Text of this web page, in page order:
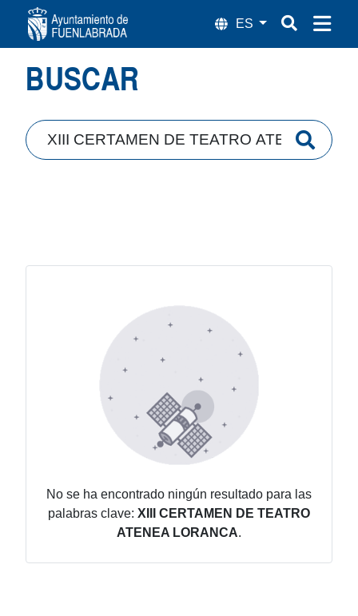
Búsqueda
BUSCAR
No se ha encontrado ningún resultado para las
palabras clave: XIII CERTAMEN DE TEATRO
ATENEA LORANCA.